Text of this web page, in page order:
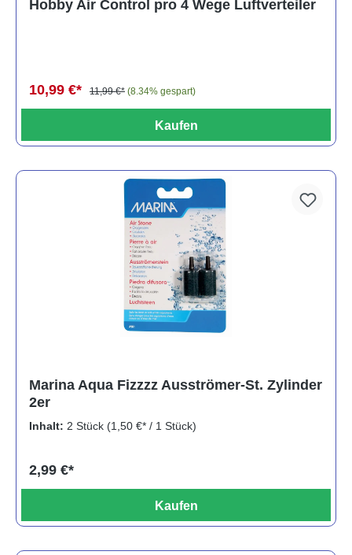
Hobby Air Control pro 4 Wege Luftverteiler
10,99 €* 11,99 €* (8.34% gespart)
Kaufen
Marina Aqua Fizzzz Ausströmer-St. Zylinder
2er
Inhalt: 2 Stück (1,50 €* / 1 Stück)
2,99 €*
Kaufen